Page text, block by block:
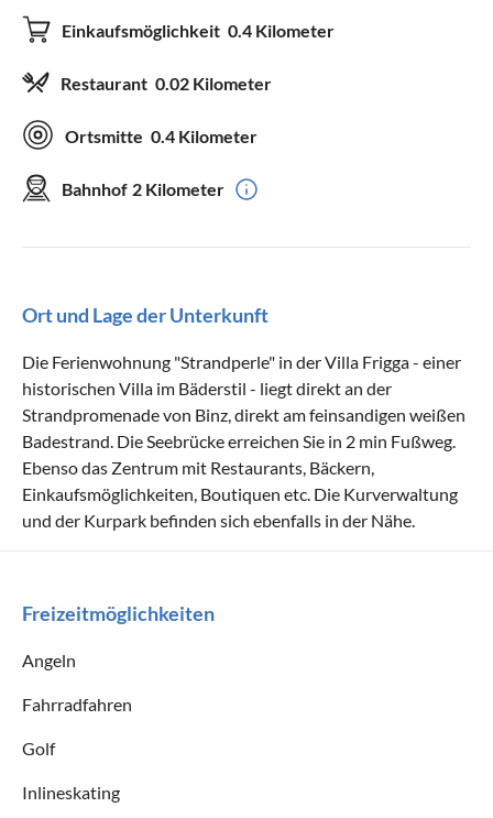
Einkaufsmöglichkeit 0.4 Kilometer
Restaurant 0.02 Kilometer
Ortsmitte 0.4 Kilometer
Bahnhof 2 Kilometer
Ort und Lage der Unterkunft
Die Ferienwohnung "Strandperle" in der Villa Frigga - einer
historischen Villa im Bäderstil - liegt direkt an der
Strandpromenade von Binz, direkt am feinsandigen weißen
Badestrand. Die Seebrücke erreichen Sie in 2 min Fußweg.
Ebenso das Zentrum mit Restaurants, Bäckern,
Einkaufsmöglichkeiten, Boutiquen etc. Die Kurverwaltung
und der Kurpark befinden sich ebenfalls in der Nähe.
Freizeitmöglichkeiten
Angeln
Fahrradfahren
Golf
Inlineskating